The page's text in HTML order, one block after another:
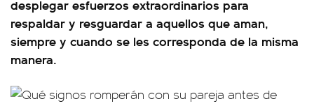
desplegar esfuerzos extraordinarios para
respaldar y resguardar a aquellos que aman,
siempre y cuando se les corresponda de la misma
manera.